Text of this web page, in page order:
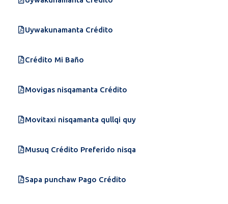
Uywakunamanta Crédito
Crédito Mi Baño
Movigas nisqamanta Crédito
Movitaxi nisqamanta qullqi quy
Musuq Crédito Preferido nisqa
Sapa punchaw Pago Crédito